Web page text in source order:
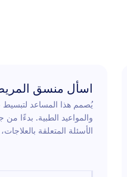
اسأل منسق
يُصمم هذا المساعد
والمواعيد الطبية. بدءًا
الأسئلة المتعلقة